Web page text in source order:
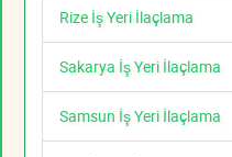
Rize İş Yeri İlaçlama
Sakarya İş Yeri İlaçlama
Samsun İş Yeri İlaçlama